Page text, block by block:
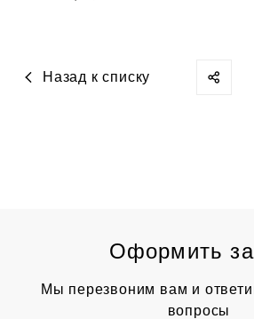
Назад к списку
Оформить
Мы перезвоним вам и
вопросы